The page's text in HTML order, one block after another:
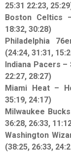
25:31 22:23,
Boston Celtics
18:32, 30:28)
Philadelphia
(24:24, 31:31,
Indiana Pacers –
22:27, 28:27)
Miami Heat –
35:19, 24:17)
Milwaukee
36:28, 26:33,
Washington
(38:25, 26:33,